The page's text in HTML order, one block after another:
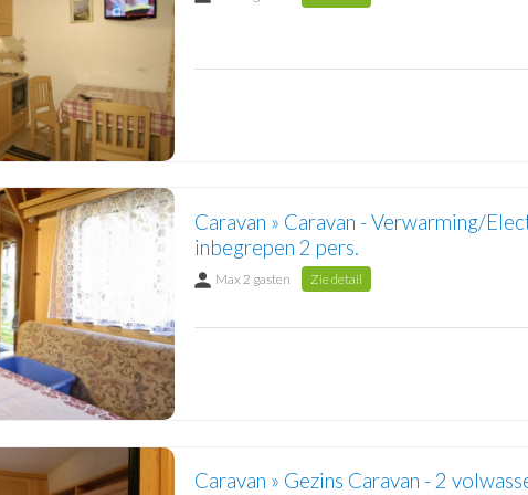
Caravan » Caravan - Verwarming/
inbegrepen 2 pers.
Max 2 gasten Zie detail
Caravan » Gezins Caravan - 2